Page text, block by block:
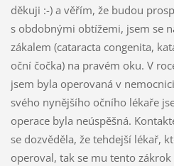
děkuji :-) a věřím, že budou
s obdobnými obtížemi, jsem se
zákalem (cataracta congenita,
oční čočka) na pravém oku. V
jsem byla operovaná v
svého nynějšího očního lékaře
operace byla neúspěšná.
se dozvěděla, že tehdejší lékař,
operoval, tak se mu tento